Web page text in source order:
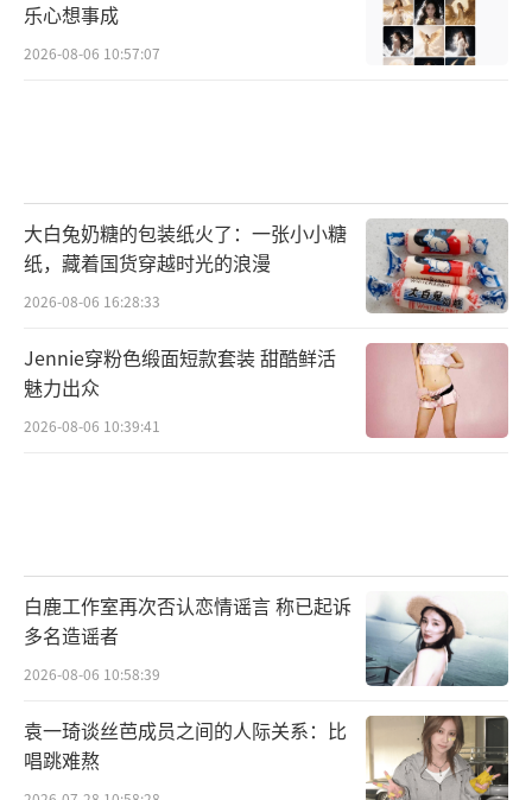
乐心想事成
2026-08-06 10:57:07
大白兔奶糖的包装纸火了：一张小小糖
纸，藏着国货穿越时光的浪漫
2026-08-06 16:28:33
Jennie穿粉色缎面短款套装 甜酷鲜活
魅力出众
2026-08-06 10:39:41
白鹿工作室再次否认恋情谣言 称已起诉
多名造谣者
2026-08-06 10:58:39
袁一琦谈丝芭成员之间的人际关系：比
唱跳难熬